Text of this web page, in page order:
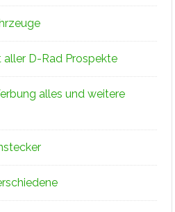
aller D-Rad Prospekte
alles und weitere